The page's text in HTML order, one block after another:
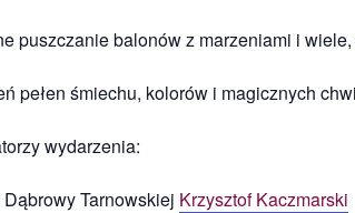
puszczanie balonów z marzeniami i
pełen śmiechu, kolorów i magicznych
wydarzenia:
Tarnowskiej Krzysztof Kaczmarski